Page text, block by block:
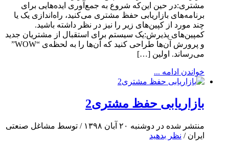
مشتری:در حین این‌که شروع به جمع‌آوری ایده‌هایی برای
برنامه‌های بازاریابی حفظ مشتری می‌کنید، راه‌اندازی یک یا
چند مورد از کپین‌های زیر را نیز در نظر داشته باشید.
کمپین‌های پذیرش:یک سیستم برای استقبال از مشتریان جدید
و پرورش آن‌ها طراحی کنید که آن‌ها را به لحظه‌ی “WOW”
می‌رساند. اولین […]
خواندن ادامه ...
بازاریابی حفظ مشتری2
منتشر شده در دوشنبه ۲۰ آبان ۱۳۹۸ / توسط مشاغل صنعتی
ایران / نظر بدهید